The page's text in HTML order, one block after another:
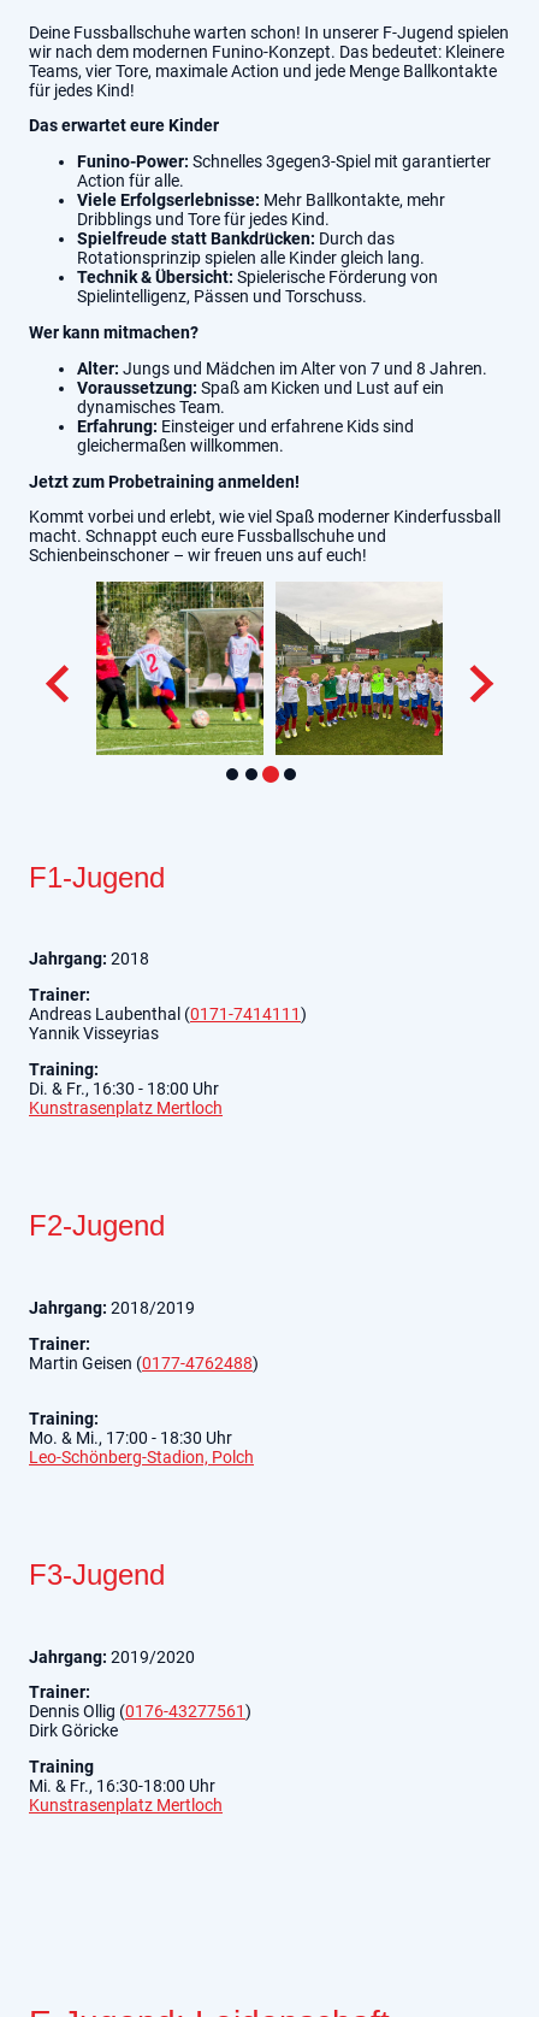
Deine Fussballschuhe warten schon! In unserer F-Jugend spielen
wir nach dem modernen Funino-Konzept. Das bedeutet: Kleinere
Teams, vier Tore, maximale Action und jede Menge Ballkontakte
für jedes Kind!
Das erwartet eure Kinder
Funino-Power: Schnelles 3gegen3-Spiel mit garantierter
Action für alle.
Viele Erfolgserlebnisse: Mehr Ballkontakte, mehr
Dribblings und Tore für jedes Kind.
Spielfreude statt Bankdrücken: Durch das
Rotationsprinzip spielen alle Kinder gleich lang.
Technik & Übersicht: Spielerische Förderung von
Spielintelligenz, Pässen und Torschuss.
Wer kann mitmachen?
Alter: Jungs und Mädchen im Alter von 7 und 8 Jahren.
Voraussetzung: Spaß am Kicken und Lust auf ein
dynamisches Team.
Erfahrung: Einsteiger und erfahrene Kids sind
gleichermaßen willkommen.
Jetzt zum Probetraining anmelden!
Kommt vorbei und erlebt, wie viel Spaß moderner Kinderfussball
macht. Schnappt euch eure Fussballschuhe und
Schienbeinschoner – wir freuen uns auf euch!
F1-Jugend
Jahrgang: 2018
Trainer:
Andreas Laubenthal (0171-7414111)
Yannik Visseyrias
Training:
Di. & Fr., 16:30 - 18:00 Uhr
Kunstrasenplatz Mertloch
F2-Jugend
Jahrgang: 2018/2019
Trainer:
Martin Geisen (0177-4762488)
Training:
Mo. & Mi., 17:00 - 18:30 Uhr
Leo-Schönberg-Stadion, Polch
F3-Jugend
Jahrgang: 2019/2020
Trainer:
Dennis Ollig (0176-43277561)
Dirk Göricke
Training
Mi. & Fr., 16:30-18:00 Uhr
Kunstrasenplatz Mertloch